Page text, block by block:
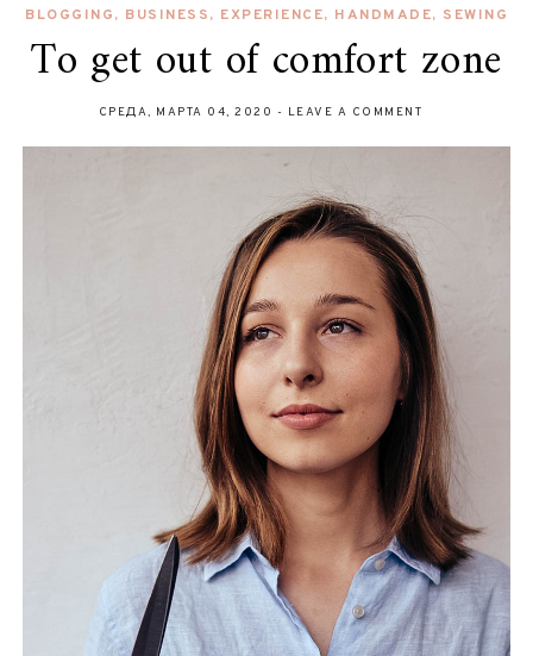
BLOGGING, BUSINESS, EXPERIENCE, HANDMADE, SEWING
To get out of comfort zone
СРЕДА, МАРТА 04, 2020 - LEAVE A COMMENT